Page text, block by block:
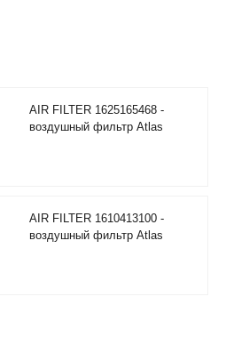
AIR FILTER 1625165468 -
воздушный фильтр Atlas
AIR FILTER 1610413100 -
воздушный фильтр Atlas